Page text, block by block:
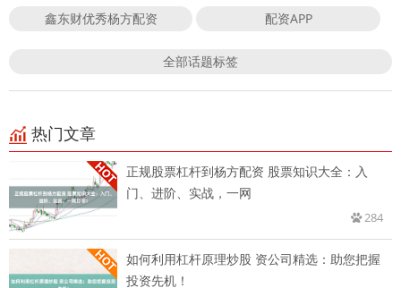
鑫东财优秀杨方配资 配资APP
全部话题标签
热门文章
正规股票杠杆到杨方配资 股票知识大全：入
门、进阶、实战，一网
284
如何利用杠杆原理炒股 资公司精选：助您把握
投资先机！